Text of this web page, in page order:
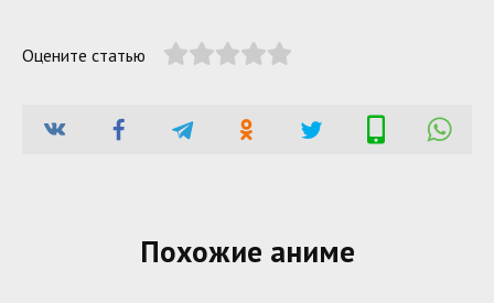
Оцените статью
Похожие аниме